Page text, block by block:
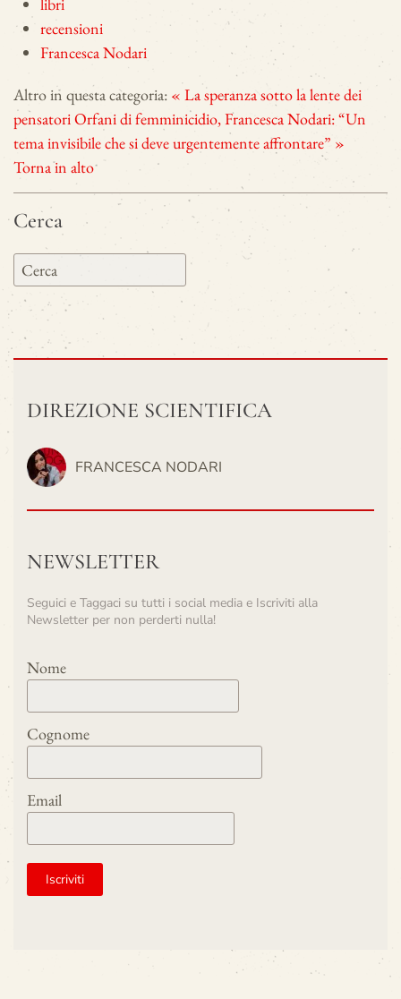
recensioni
Francesca Nodari
Altro in questa categoria: « La speranza sotto la lente dei
pensatoriOrfani di femminicidio, Francesca Nodari: “Un
tema invisibile che si deve urgentemente affrontare” »
Torna in alto
Cerca
DIREZIONE SCIENTIFICA
FRANCESCA NODARI
NEWSLETTER
Seguici e Taggaci su tutti i social media e Iscriviti alla
Newsletter per non perderti nulla!
Nome
Cognome
Email